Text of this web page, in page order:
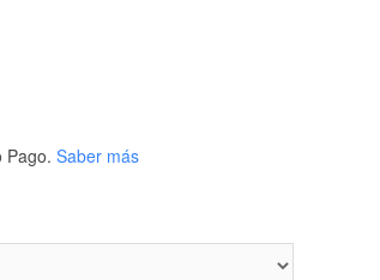
Pago. Saber más